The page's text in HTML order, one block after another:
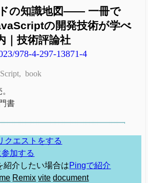
の知識地図—— 一冊で
の開発技術が学べ
｜技術評論社
978-4-297-13871-4
book
書
クエストをする
加する
紹介したい場合はPingで紹介
Remix vite document